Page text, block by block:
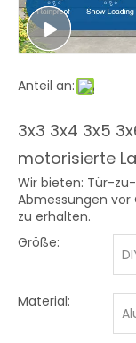
Anteil an:
3x3 3x4 3x5
motorisierte
Wir bieten: Tür-
Abmessungen vor
zu erhalten.
Größe:
Material: